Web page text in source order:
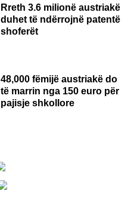
Rreth 3.6 milionë austriakë
duhet të ndërrojnë patentë
shoferët
48,000 fëmijë austriakë do
të marrin nga 150 euro për
pajisje shkollore